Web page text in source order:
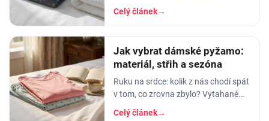
něm usínáte s pocitem, že spíte v
luxusu. Po pár měsících praní z něj…
Celý článek→
Jak vybrat dámské pyžamo:
materiál, střih a sezóna
Ruku na srdce: kolik z nás chodí spát
v tom, co zrovna zbylo? Vytahané
tričko po manželovi, staré legíny,
Celý článek→